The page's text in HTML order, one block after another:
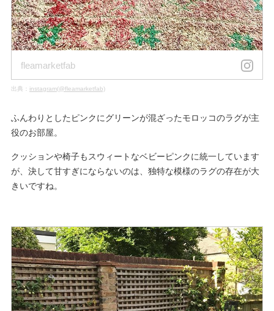
fleamarketfab
出典： instagram(@fleamarketfab)
ふんわりとしたピンクにグリーンが混ざったモロッコのラグが主
役のお部屋。
クッションや椅子もスウィートなベビーピンクに統一しています
が、決して甘すぎにならないのは、独特な模様のラグの存在が大
きいですね。